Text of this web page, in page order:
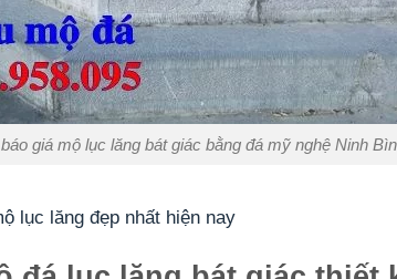
giá mộ lục lăng bát giác bằng đá mỹ nghệ Ninh
lục lăng đẹp nhất hiện nay